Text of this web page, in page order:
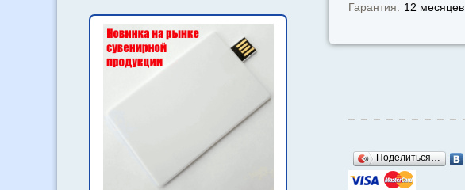
Гарантия: 12 месяцев
Поделиться…